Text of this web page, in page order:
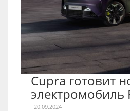
Cupra готовит
электромобиль
20.09.2024